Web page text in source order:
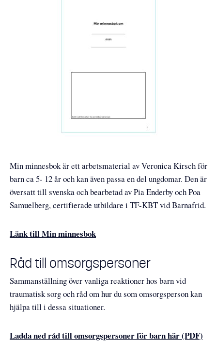
Min minnesbok är ett arbetsmaterial av Veronica Kirsch för
barn ca 5- 12 år och kan även passa en del ungdomar. Den är
översatt till svenska och bearbetad av Pia Enderby och Poa
Samuelberg, certifierade utbildare i TF-KBT vid Barnafrid.
Länk till Min minnesbok
Råd till omsorgspersoner
Sammanställning över vanliga reaktioner hos barn vid
traumatisk sorg och råd om hur du som omsorgsperson kan
hjälpa till i dessa situationer.
Ladda ned råd till omsorgspersoner för barn här (PDF)